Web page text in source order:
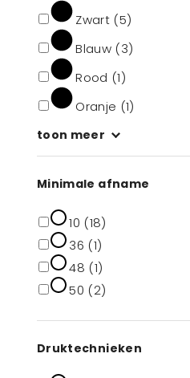
Zwart (5)
Blauw (3)
Rood (1)
Oranje (1)
toon meer
Minimale afname
10 (18)
36 (1)
48 (1)
50 (2)
Druktechnieken